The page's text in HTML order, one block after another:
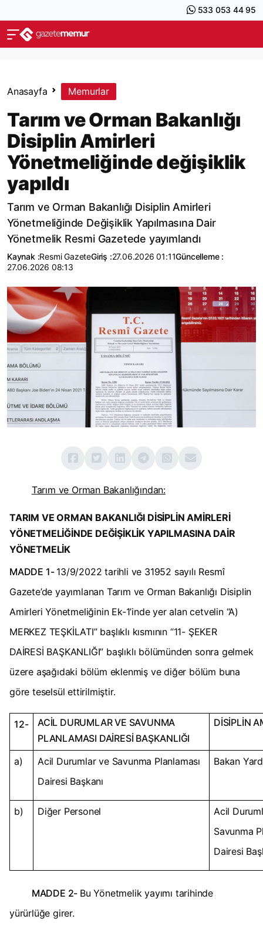
533 053 44 95
Anasayfa Memurlar
Tarım ve Orman Bakanlığı
Disiplin Amirleri
Yönetmeliğinde değişiklik
yapıldı
Tarım ve Orman Bakanlığı Disiplin Amirleri
Yönetmeliğinde Değişiklik Yapılmasına Dair
Yönetmelik Resmi Gazetede yayımlandı
Kaynak :Resmi GazeteGiriş :27.06.2026 01:11Güncelleme :
27.06.2026 08:13
Tarım ve Orman Bakanlığından:
TARIM VE ORMAN BAKANLIĞI DİSİPLİN AMİRLERİ
YÖNETMELİĞİNDE DEĞİŞİKLİK YAPILMASINA DAİR
YÖNETMELİK
MADDE 1- 13/9/2022 tarihli ve 31952 sayılı Resmî
Gazete’de yayımlanan Tarım ve Orman Bakanlığı Disiplin
Amirleri Yönetmeliğinin Ek-1’inde yer alan cetvelin “A)
MERKEZ TEŞKİLATI” başlıklı kısmının “11- ŞEKER
DAİRESİ BAŞKANLIĞI” başlıklı bölümünden sonra gelmek
üzere aşağıdaki bölüm eklenmiş ve diğer bölüm buna
göre teselsül ettirilmiştir.
12-
ACİL DURUMLAR VE SAVUNMA
PLANLAMASI DAİRESİ BAŞKANLIĞI
DİSİPLİN
a)
Acil Durumlar ve Savunma Planlaması
Dairesi Başkanı
Bakan
b) Diğer Personel
Acil
Savunma
Dairesi
MADDE 2- Bu Yönetmelik yayımı tarihinde
yürürlüğe girer.